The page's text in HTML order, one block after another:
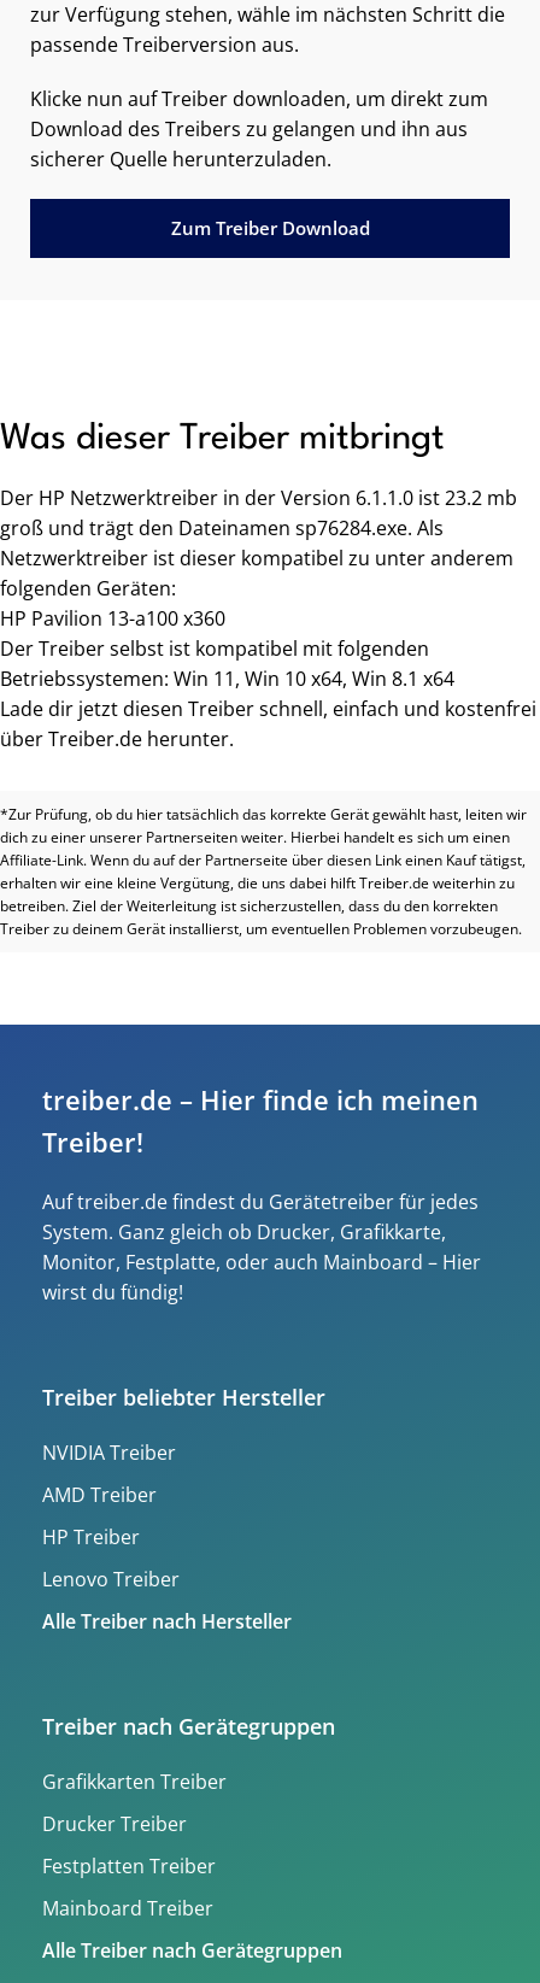
zur Verfügung stehen, wähle im nächsten Schritt die
passende Treiberversion aus.
Klicke nun auf Treiber downloaden, um direkt zum
Download des Treibers zu gelangen und ihn aus
sicherer Quelle herunterzuladen.
Zum Treiber Download
Was dieser Treiber mitbringt
Der HP Netzwerktreiber in der Version 6.1.1.0 ist 23.2 mb
groß und trägt den Dateinamen sp76284.exe. Als
Netzwerktreiber ist dieser kompatibel zu unter anderem
folgenden Geräten:
HP Pavilion 13-a100 x360
Der Treiber selbst ist kompatibel mit folgenden
Betriebssystemen: Win 11, Win 10 x64, Win 8.1 x64
Lade dir jetzt diesen Treiber schnell, einfach und kostenfrei
über Treiber.de herunter.
*Zur Prüfung, ob du hier tatsächlich das korrekte Gerät gewählt hast, leiten wir
dich zu einer unserer Partnerseiten weiter. Hierbei handelt es sich um einen
Affiliate-Link. Wenn du auf der Partnerseite über diesen Link einen Kauf tätigst,
erhalten wir eine kleine Vergütung, die uns dabei hilft Treiber.de weiterhin zu
betreiben. Ziel der Weiterleitung ist sicherzustellen, dass du den korrekten
Treiber zu deinem Gerät installierst, um eventuellen Problemen vorzubeugen.
treiber.de – Hier finde ich meinen
Treiber!
Auf treiber.de findest du Gerätetreiber für jedes
System. Ganz gleich ob Drucker, Grafikkarte,
Monitor, Festplatte, oder auch Mainboard – Hier
wirst du fündig!
Treiber beliebter Hersteller
NVIDIA Treiber
AMD Treiber
HP Treiber
Lenovo Treiber
Alle Treiber nach Hersteller
Treiber nach Gerätegruppen
Grafikkarten Treiber
Drucker Treiber
Festplatten Treiber
Mainboard Treiber
Alle Treiber nach Gerätegruppen